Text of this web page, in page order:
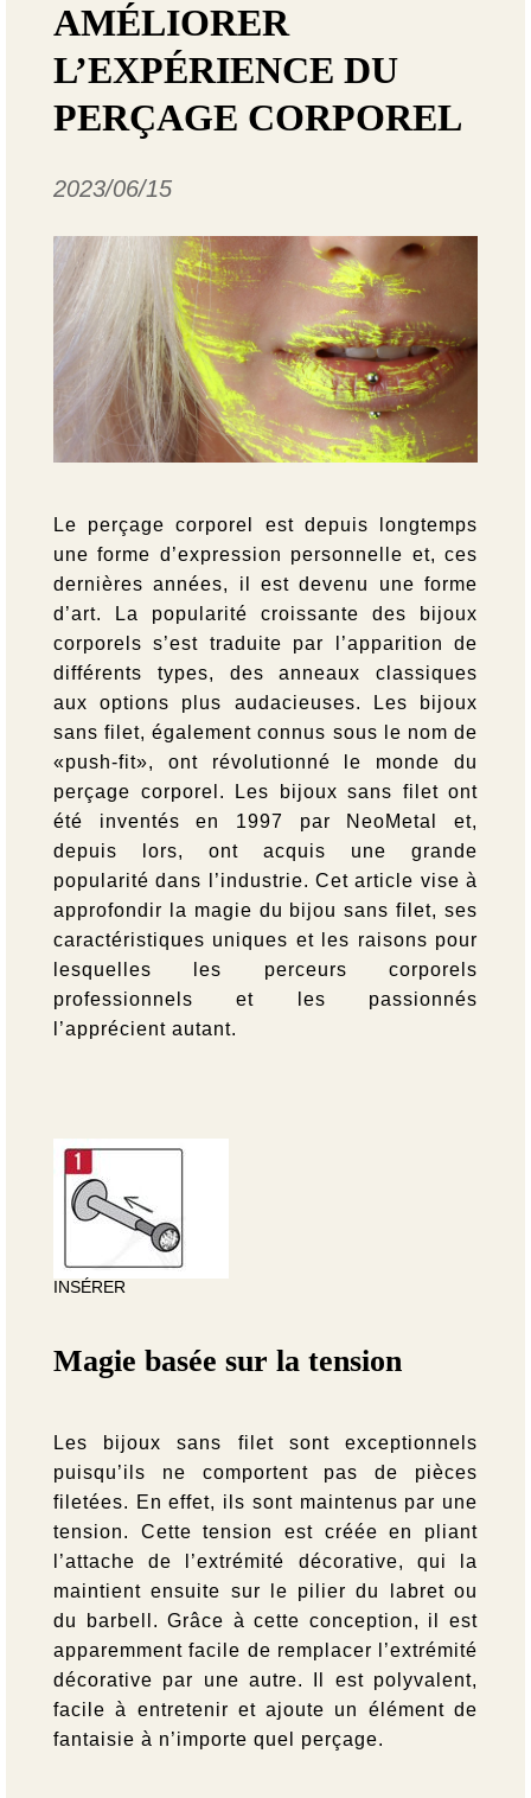
AMÉLIORER
L’EXPÉRIENCE DU
PERÇAGE CORPOREL
2023/06/15
Le perçage corporel est depuis longtemps
une forme d’expression personnelle et, ces
dernières années, il est devenu une forme
d’art. La popularité croissante des bijoux
corporels s’est traduite par l’apparition de
différents types, des anneaux classiques
aux options plus audacieuses. Les bijoux
sans filet, également connus sous le nom de
«push-fit», ont révolutionné le monde du
perçage corporel. Les bijoux sans filet ont
été inventés en 1997 par NeoMetal et,
depuis lors, ont acquis une grande
popularité dans l’industrie. Cet article vise à
approfondir la magie du bijou sans filet, ses
caractéristiques uniques et les raisons pour
lesquelles les perceurs corporels
professionnels et les passionnés
l’apprécient autant.
INSÉRER
Magie basée sur la tension
Les bijoux sans filet sont exceptionnels
puisqu’ils ne comportent pas de pièces
filetées. En effet, ils sont maintenus par une
tension. Cette tension est créée en pliant
l’attache de l’extrémité décorative, qui la
maintient ensuite sur le pilier du labret ou
du barbell. Grâce à cette conception, il est
apparemment facile de remplacer l’extrémité
décorative par une autre. Il est polyvalent,
facile à entretenir et ajoute un élément de
fantaisie à n’importe quel perçage.